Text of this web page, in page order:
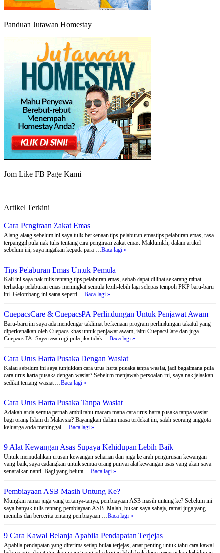
Panduan Jutawan Homestay
Jom Like FB Page Kami
Artikel Terkini
Cara Pengiraan Zakat Emas
Alang-alang sebelum ini saya tulis berkenaan tips pelaburan emastips pelaburan emas, rasa
terpanggil pula nak tulis tentang cara pengiraan zakat emas. Maklumlah, dalam artikel
sebelum ini, saya ingatkan kepada para …Baca lagi »
Tips Pelaburan Emas Untuk Pemula
Kali ini saya nak tulis tentang tips pelaburan emas, sebab dapat dilihat sekarang minat
terhadap pelaburan emas meningkat semula lebih-lebih lagi selepas tempoh PKP baru-baru
ini. Gelombang ini sama seperti …Baca lagi »
CuepacsCare & CuepacsPA Perlindungan Untuk Penjawat Awam
Baru-baru ini saya ada mendengar taklimat berkenaan program perlindungan takaful yang
diperkenalkan oleh Cuepacs khas untuk penjawat awam, iaitu CuepacsCare dan juga
Cuepacs PA. Saya rasa rugi pula jika tidak …Baca lagi »
Cara Urus Harta Pusaka Dengan Wasiat
Kalau sebelum ini saya tunjukkan cara urus harta pusaka tanpa wasiat, jadi bagaimana pula
cara urus harta pusaka dengan wasiat? Sebelum menjawab persoalan ini, saya nak jelaskan
sedikit tentang wasiat …Baca lagi »
Cara Urus Harta Pusaka Tanpa Wasiat
Adakah anda semua pernah ambil tahu macam mana cara urus harta pusaka tanpa wasiat
bagi orang Islam di Malaysia? Bayangkan dalam masa terdekat ini, salah seorang anggota
keluarga anda meninggal …Baca lagi »
9 Alat Kewangan Asas Supaya Kehidupan Lebih Baik
Untuk memudahkan urusan kewangan seharian dan juga ke arah pengurusan kewangan
yang baik, saya cadangkan untuk semua orang punyai alat kewangan asas yang akan saya
senaraikan nanti. Bagi yang belum …Baca lagi »
Pembiayaan ASB Masih Untung Ke?
Mungkin ramai juga yang tertanya-tanya, pembiayaan ASB masih untung ke? Sebelum ini
saya banyak tulis tentang pembiayaan ASB. Malah, bukan saya sahaja, ramai juga yang
menulis dan bercerita tentang pembiayaan …Baca lagi »
9 Cara Kawal Belanja Apabila Pendapatan Terjejas
Apabila pendapatan yang diterima setiap bulan terjejas, amat penting untuk tahu cara kawal